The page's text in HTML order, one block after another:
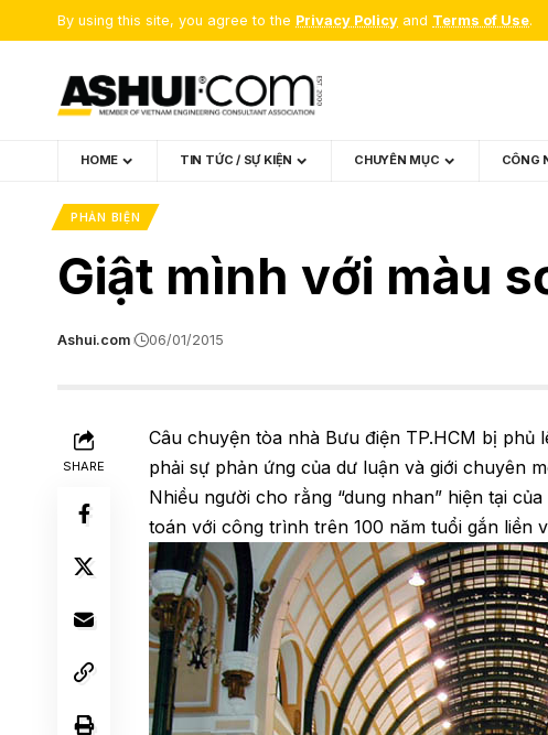
By using this site, you agree to the Privacy Policy and Terms of Use.
HOME TIN TỨC / SỰ KIỆN CHUYÊN MỤC CÔNG
PHẢN BIỆN
Giật mình với màu
Ashui.com 06/01/2015
SHARE
Câu chuyện tòa nhà Bưu điện TP.HCM bị phủ
phải sự phản ứng của dư luận và giới chuyên
Nhiều người cho rằng “dung nhan” hiện tại
toán với công trình trên 100 năm tuổi gắn liền